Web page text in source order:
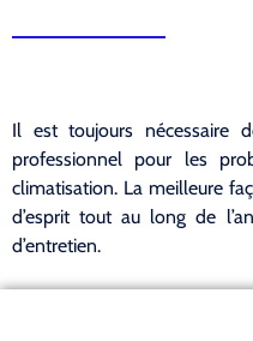
Il est toujours nécessaire
professionnel pour les
climatisation. La meilleure
d’esprit tout au long de
d’entretien.